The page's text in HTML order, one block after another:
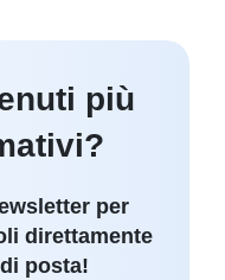
più
per
direttamente
posta!